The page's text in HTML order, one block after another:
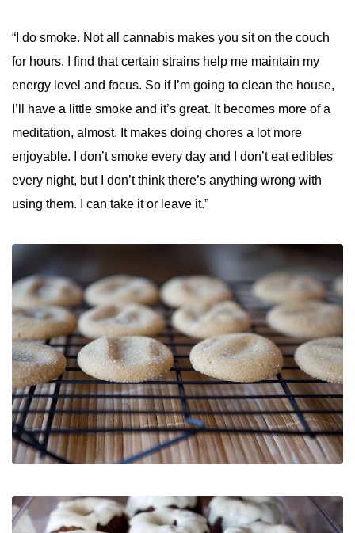
“I do smoke. Not all cannabis makes you sit on the couch
for hours. I find that certain strains help me maintain my
energy level and focus. So if I’m going to clean the house,
I’ll have a little smoke and it’s great. It becomes more of a
meditation, almost. It makes doing chores a lot more
enjoyable. I don’t smoke every day and I don’t eat edibles
every night, but I don’t think there’s anything wrong with
using them. I can take it or leave it.”